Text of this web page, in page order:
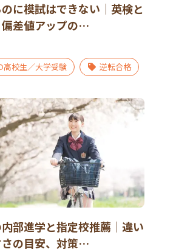
に模試はできない｜英検と
差値アップの…
高校生／大学受験 逆転合格
部進学と指定校推薦｜違い
の目安、対策…